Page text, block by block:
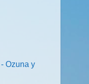
Ozuna y